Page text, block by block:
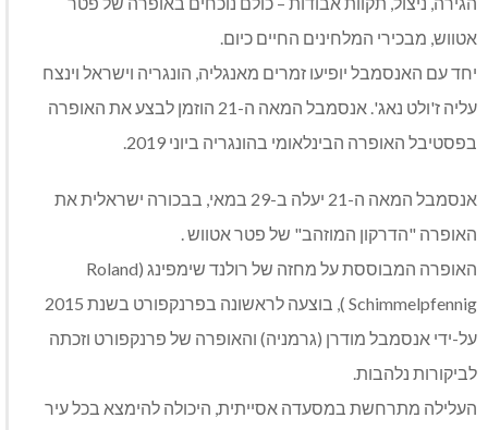
אטווש, מבכירי המלחינים החיים כיום.
יחד עם האנסמבל יופיעו זמרים מאנגליה, הונגריה וישראל וינצח
עליה ז'ולט נאג'. אנסמבל המאה ה-21 הוזמן לבצע את האופרה
בפסטיבל האופרה הבינלאומי בהונגריה ביוני 2019.
אנסמבל המאה ה-21 יעלה ב-29 במאי, בבכורה ישראלית את
האופרה "הדרקון המוזהב" של פטר אטווש .
האופרה המבוססת על מחזה של רולנד שימפינג (Roland
Schimmelpfennig ), בוצעה לראשונה בפרנקפורט בשנת 2015
על-ידי אנסמבל מודרן (גרמניה) והאופרה של פרנקפורט וזכתה
לביקורות נלהבות.
העלילה מתרחשת במסעדה אסייתית, היכולה להימצא בכל עיר